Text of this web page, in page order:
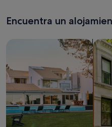
pool,
bocce
table,
ping-
pong
table
sobre
estándar.
Encuentra un